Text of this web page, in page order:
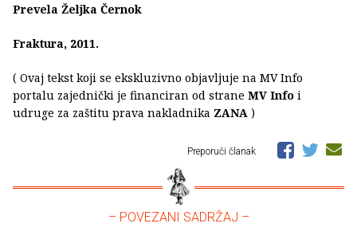
Prevela Željka Černok
Fraktura, 2011.
( Ovaj tekst koji se ekskluzivno objavljuje na MV Info
portalu zajednički je financiran od strane MV Info i
udruge za zaštitu prava nakladnika ZANA )
Preporuči članak
– POVEZANI SADRŽAJ –